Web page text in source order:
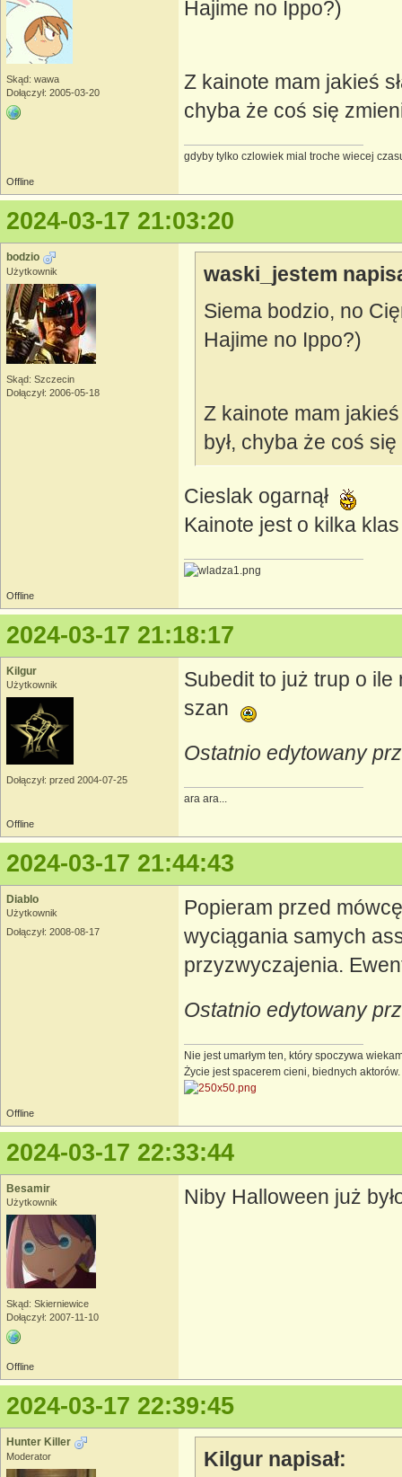
Skąd: wawa
Dołączył: 2005-03-20
Hajime no Ippo?)
Z kainote mam jakieś
chyba że coś się
gdyby tylko czlowiek mial troche wiecej
Offline
2024-03-17 21:03:20
bodzio
Użytkownik
Skąd: Szczecin
Dołączył: 2006-05-18
waski_jestem
Siema bodzio, no
Hajime no Ippo?)
Z kainote mam
był, chyba że coś się
Cieslak ogarnął
Kainote jest o kilka
Offline
2024-03-17 21:18:17
Kilgur
Użytkownik
Dołączył: przed 2004-07-25
Subedit to już trup o ile
szan
Ostatnio edytowany
ara ara...
Offline
2024-03-17 21:44:43
Diablo
Użytkownik
Dołączył: 2008-08-17
Popieram przed
wyciągania samych
przyzwyczajenia.
Ostatnio edytowany
Nie jest umarłym ten, który spoczywa
Życie jest spacerem cieni, biednych
Offline
2024-03-17 22:33:44
Besamir
Użytkownik
Skąd: Skierniewice
Dołączył: 2007-11-10
Niby Halloween już
Offline
2024-03-17 22:39:45
Hunter Killer
Moderator
Kilgur napisał: